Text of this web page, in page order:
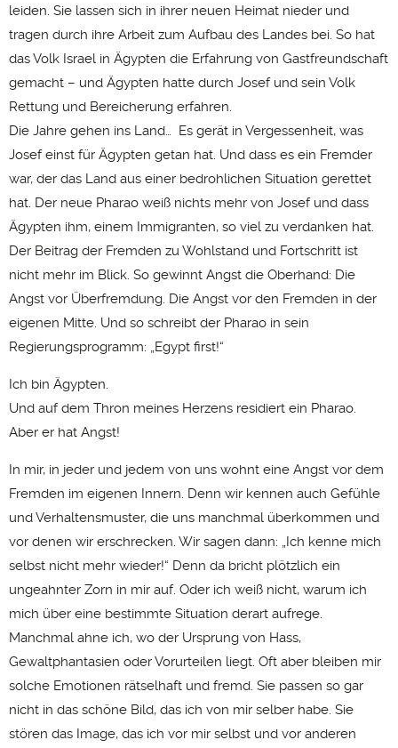
leiden. Sie lassen sich in ihrer neuen Heimat nieder und
tragen durch ihre Arbeit zum Aufbau des Landes bei. So hat
das Volk Israel in Ägypten die Erfahrung von Gastfreundschaft
gemacht – und Ägypten hatte durch Josef und sein Volk
Rettung und Bereicherung erfahren.
Die Jahre gehen ins Land… Es gerät in Vergessenheit, was
Josef einst für Ägypten getan hat. Und dass es ein Fremder
war, der das Land aus einer bedrohlichen Situation gerettet
hat. Der neue Pharao weiß nichts mehr von Josef und dass
Ägypten ihm, einem Immigranten, so viel zu verdanken hat.
Der Beitrag der Fremden zu Wohlstand und Fortschritt ist
nicht mehr im Blick. So gewinnt Angst die Oberhand: Die
Angst vor Überfremdung. Die Angst vor den Fremden in der
eigenen Mitte. Und so schreibt der Pharao in sein
Regierungsprogramm: „Egypt first!“
Ich bin Ägypten.
Und auf dem Thron meines Herzens residiert ein Pharao.
Aber er hat Angst!
In mir, in jeder und jedem von uns wohnt eine Angst vor dem
Fremden im eigenen Innern. Denn wir kennen auch Gefühle
und Verhaltensmuster, die uns manchmal überkommen und
vor denen wir erschrecken. Wir sagen dann: „Ich kenne mich
selbst nicht mehr wieder!“ Denn da bricht plötzlich ein
ungeahnter Zorn in mir auf. Oder ich weiß nicht, warum ich
mich über eine bestimmte Situation derart aufrege.
Manchmal ahne ich, wo der Ursprung von Hass,
Gewaltphantasien oder Vorurteilen liegt. Oft aber bleiben mir
solche Emotionen rätselhaft und fremd. Sie passen so gar
nicht in das schöne Bild, das ich von mir selber habe. Sie
stören das Image, das ich vor mir selbst und vor anderen